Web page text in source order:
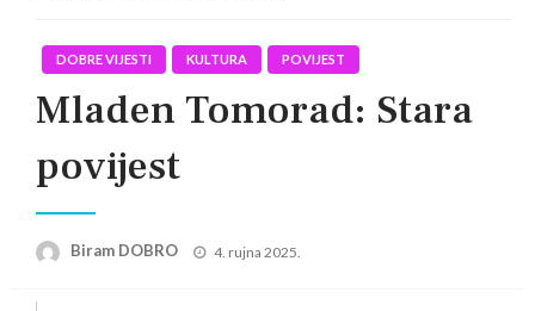
DOBRE VIJESTI KULTURA POVIJEST
Mladen Tomorad: Stara
povijest
Biram DOBRO
Posted
4. rujna 2025.